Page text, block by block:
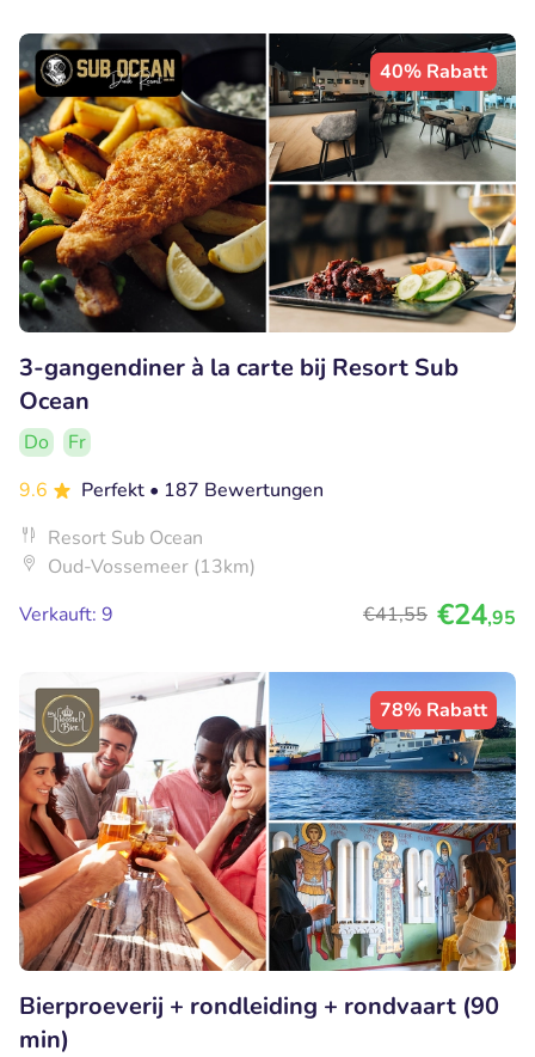
40% Rabatt
3-gangendiner à la carte bij Resort Sub
Ocean
Do
Fr
9.6
Perfekt • 187 Bewertungen
Resort Sub Ocean
Oud-Vossemeer (13km)
Verkauft: 9
€41,55 €24,95
78% Rabatt
Bierproeverij + rondleiding + rondvaart (90
min)